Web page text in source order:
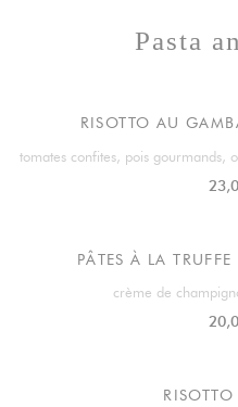
Pasta
RISOTTO AU
tomates confites, pois gourmands,
PÂTES À LA
crème de